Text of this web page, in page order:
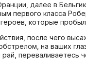
далее в
первого класса
которые
после чего
на ваших